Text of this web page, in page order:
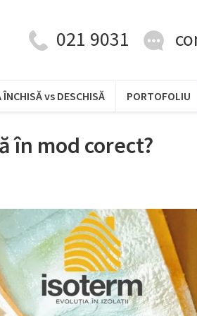
021 9031
ÎNCHISĂ vs DESCHISĂ PORTOFOLIU
în mod corect?